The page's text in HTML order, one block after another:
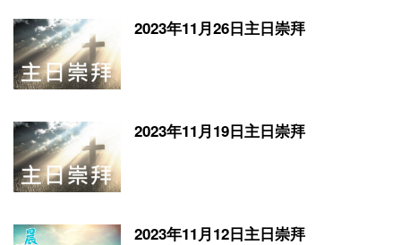
2023年11月26日主日崇拜
2023年11月19日主日崇拜
2023年11月12日主日崇拜